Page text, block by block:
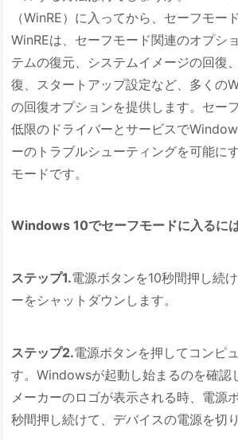
（WinRE）に入ってから、セーフモー
WinREは、セーフモード関連のオプシ
テムの復元、システムイメージの回復
復、スタートアップ設定など、多くの
の回復オプションを提供します。セー
低限のドライバーとサービスで
ーのトラブルシューティングを可能に
モードです。
Windows 10でセーフモードに入るに
ステップ1.電源ボタンを10秒間押し続
ーをシャットダウンします。
ステップ2.電源ボタンを押してコンピ
す。Windowsが起動し始まるのを確認
メーカーのロゴが表示される時、電源
秒間押し続けて、デバイスの電源を切り